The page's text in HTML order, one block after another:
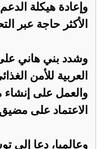
وإعادة هيكلة
الأكثر حاجة عبر
وشدد بني هاني على
والعمل على إنشاء
الاعتماد على
وعالميا، دعا إلى